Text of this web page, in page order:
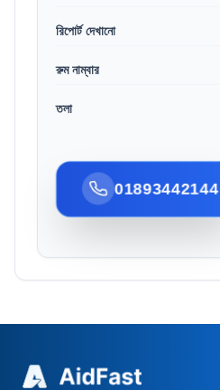
রিপোর্ট দেখানো
রুম নাম্বার
তলা
01893442144